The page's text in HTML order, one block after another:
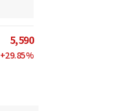
5,590
+29.85%